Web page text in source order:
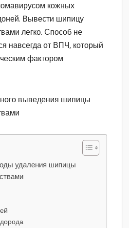
кожных
Вывести шипицу
легко. Способ не
навсегда от ВПЧ, который
фактором
удаления шипицы